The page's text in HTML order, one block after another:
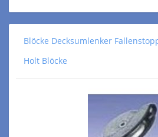
Blöcke Decksumlenker
Holt Blöcke